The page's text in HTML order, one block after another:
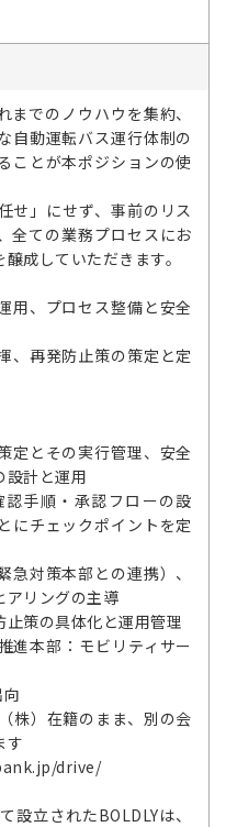
でのノウハウを集約、
自動運転バス運行体制の
ことが本ポジションの使
せ」にせず、事前のリス
全ての業務プロセスにお
成していただきます。
用、プロセス整備と安全
、再発防止策の策定と定
定とその実行管理、安全
設計と運用
手順・承認フローの設
にチェックポイントを定
対策本部との連携）、
アリングの主導
策の具体化と運用管理
進本部：モビリティサー
株）在籍のまま、別の会
す
drive/
立されたBOLDLYは、